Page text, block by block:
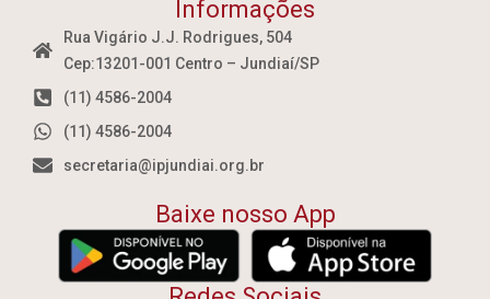
Informações
Rua Vigário J.J. Rodrigues, 504
Cep:13201-001 Centro – Jundiaí/SP
(11) 4586-2004
(11) 4586-2004
secretaria@ipjundiai.org.br
Baixe nosso App